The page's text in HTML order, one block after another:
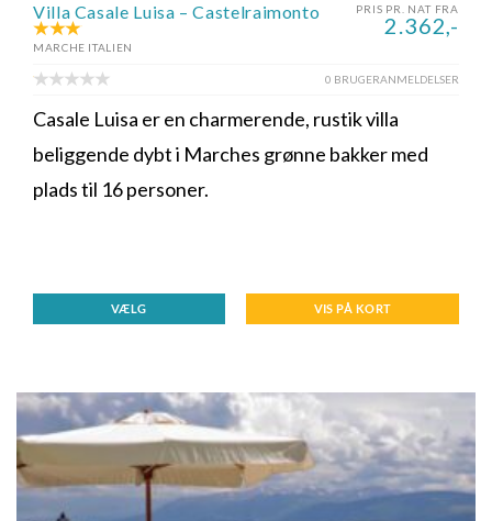
PRIS PR. NAT FRA
2.362,-
Villa Casale Luisa – Castelraimonto
MARCHE ITALIEN
0 BRUGERANMELDELSER
Casale Luisa er en charmerende, rustik villa
beliggende dybt i Marches grønne bakker med
plads til 16 personer.
VÆLG VIS PÅ KORT